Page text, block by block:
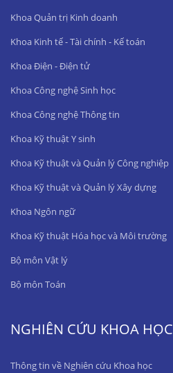
Khoa Quản trị Kinh doanh
Khoa Kinh tế - Tài chính - Kế toán
Khoa Điện - Điện tử
Khoa Công nghệ Sinh học
Khoa Công nghệ Thông tin
Khoa Kỹ thuật Y sinh
Khoa Kỹ thuật và Quản lý Công nghiệp
Khoa Kỹ thuật và Quản lý Xây dựng
Khoa Ngôn ngữ
Khoa Kỹ thuật Hóa học và Môi trường
Bộ môn Vật lý
Bộ môn Toán
NGHIÊN CỨU KHOA HỌC
Thông tin về Nghiên cứu Khoa học